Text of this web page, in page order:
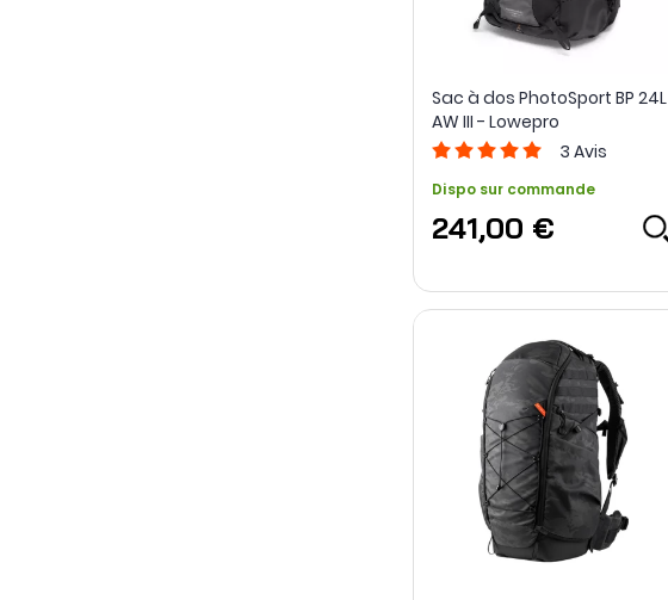
Sac à dos PhotoSport BP 24L
AW III - Lowepro
3 Avis
Dispo sur commande
241,00 €